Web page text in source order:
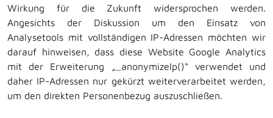
Wirkung für die Zukunft widersprochen werden.
Angesichts der Diskussion um den Einsatz von
Analysetools mit vollständigen IP-Adressen möchten wir
darauf hinweisen, dass diese Website Google Analytics
mit der Erweiterung „_anonymizeIp()“ verwendet und
daher IP-Adressen nur gekürzt weiterverarbeitet werden,
um den direkten Personenbezug auszuschließen.